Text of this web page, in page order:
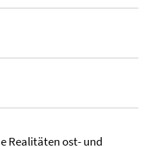
Realitäten ost- und